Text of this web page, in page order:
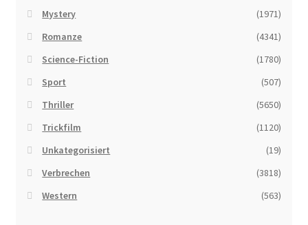
Mystery
(1971)
Romanze
(4341)
Science-Fiction
(1780)
Sport
(507)
Thriller
(5650)
Trickfilm
(1120)
Unkategorisiert
(19)
Verbrechen
(3818)
Western
(563)